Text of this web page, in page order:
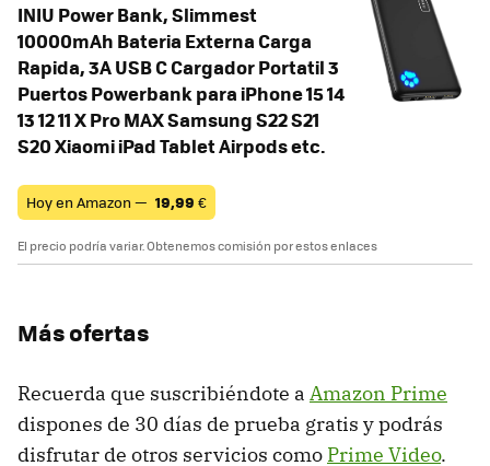
INIU Power Bank, Slimmest
10000mAh Bateria Externa Carga
Rapida, 3A USB C Cargador Portatil 3
Puertos Powerbank para iPhone 15 14
13 12 11 X Pro MAX Samsung S22 S21
S20 Xiaomi iPad Tablet Airpods etc.
Hoy en Amazon — 19,99 €
El precio podría variar. Obtenemos comisión por estos enlaces
Más ofertas
Recuerda que suscribiéndote a Amazon Prime
dispones de 30 días de prueba gratis y podrás
disfrutar de otros servicios como Prime Video.